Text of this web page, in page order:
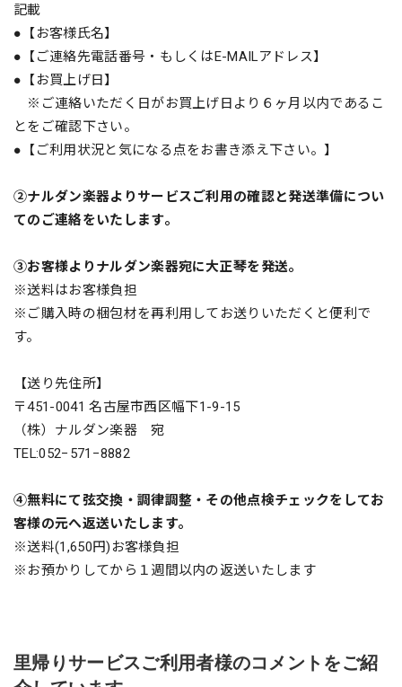
記載
●【お客様氏名】
●【ご連絡先電話番号・もしくはE-MAILアドレス】
●【お買上げ日】
※ご連絡いただく日がお買上げ日より６ヶ月以内であるこ
とをご確認下さい。
●【ご利用状況と気になる点をお書き添え下さい。】
②ナルダン楽器よりサービスご利用の確認と発送準備につい
てのご連絡をいたします。
③お客様よりナルダン楽器宛に大正琴を発送。
※送料はお客様負担
※ご購入時の梱包材を再利用してお送りいただくと便利で
す。
【送り先住所】
〒451-0041 名古屋市西区幅下1-9-15
（株）ナルダン楽器 宛
TEL:052−571−8882
④無料にて弦交換・調律調整・その他点検チェックをしてお
客様の元へ返送いたします。
※送料(1,650円)お客様負担
※お預かりしてから１週間以内の返送いたします
里帰りサービスご利用者様のコメントをご紹